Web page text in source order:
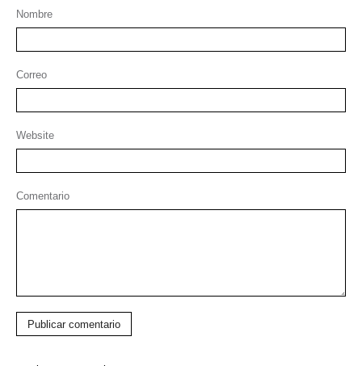
Nombre
Correo
Website
Comentario
Publicar comentario